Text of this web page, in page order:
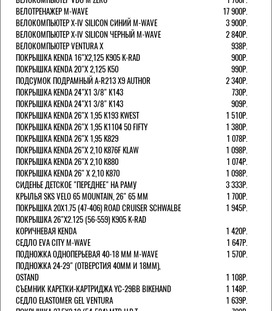
ВЕЛОТРЕНАЖЕР M-WAVE
17 900Р.
ВЕЛОКОМПЬЮТЕР X-IV SILICON СИНИЙ M-WAVE
3 900Р.
ВЕЛОКОМПЬЮТЕР X-IV SILICON ЧЕРНЫЙ M-WAVE
2 840Р.
ВЕЛОКОМПЬЮТЕР VENTURA Х
938Р.
ПОКРЫШКА KENDA 16"Х2,125 K905 K-RAD
900Р.
ПОКРЫШКА KENDA 20"Х 2,125 K50
990Р.
ПОДСУМОК ПОДРАМНЫЙ A-R213 X9 AUTHOR
2 340Р.
ПОКРЫШКА KENDA 24"Х1 3/8" K143
730Р.
ПОКРЫШКА KENDA 24"Х1 3/8" K143
909Р.
ПОКРЫШКА KENDA 26"Х 1,95 K193 KWEST
1 510Р.
ПОКРЫШКА KENDA 26"Х 1,95 K1104 50 FIFTY
1 380Р.
ПОКРЫШКА KENDA 26"Х 1,95 K829
1 078Р.
ПОКРЫШКА KENDA 26"Х 2,10 K876F KLAW
1 098Р.
ПОКРЫШКА KENDA 26"Х 2,10 K880
1 074Р.
ПОКРЫШКА KENDA 26" Х 2,10 K870
1 098Р.
СИДЕНЬЕ ДЕТСКОЕ "ПЕРЕДНЕЕ" НА РАМУ
3 333Р.
КРЫЛЬЯ SKS VELO 65 MOUNTAIN, 26" 65 ММ
1 700Р.
ПОКРЫШКА 20X1.75 (47-406) ROAD CRUISER SCHWALBE
1 945Р.
ПОКРЫШКА 26"Х2.125 (56-559) K905 K-RAD
КОРИЧНЕВАЯ KENDA
1 420Р.
СЕДЛО EVA CITY M-WAVE
1 647Р.
ПОДНОЖКА ОДНОПЕРЬЕВАЯ 40-18 ММ M-WAVE
1 570Р.
ПОДНОЖКА 24-29" (ОТВЕРСТИЯ 40ММ И 18ММ),
OSTAND
1 108Р.
СЪЕМНИК КАРЕТКИ-КАРТРИДЖА YC-29BB BIKEHAND
1 148Р.
СЕДЛО ELASTOMER GEL VENTURA
1 639Р.